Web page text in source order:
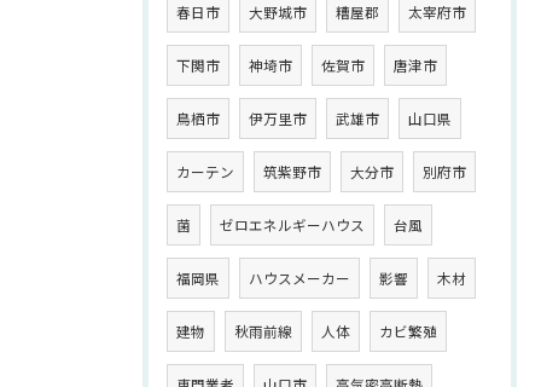
春日市 大野城市 糟屋郡 太宰府市
下関市 神埼市 佐賀市 唐津市
鳥栖市 伊万里市 武雄市 山口県
カーテン 筑紫野市 大分市 別府市
菌 ゼロエネルギーハウス 台風
福岡県 ハウスメーカー 影響 木材
建物 秋雨前線 人体 カビ繁殖